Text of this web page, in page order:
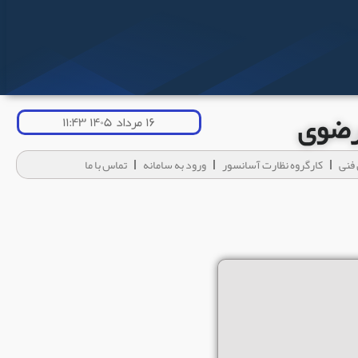
۱۶ مرداد ۱۴۰۵ ۱۱:۴۳
کارگروه نظارت آسانسور ورود به سامانه تماس با ما